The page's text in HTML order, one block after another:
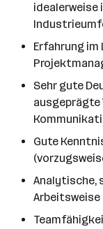
idealerweise
Erfahrung
Sehr gute
ausgeprägte
Gute
Analytische,
Arbeitsweise